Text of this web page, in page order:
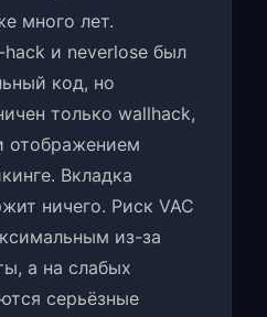
много лет.
и neverlose был
код, но
только wallhack,
отображением
Вкладка
ничего. Риск VAC
из-за
а на слабых
серьёзные